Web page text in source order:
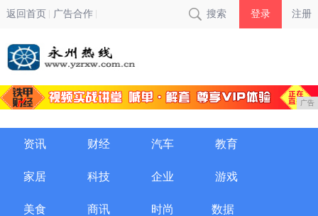
返回首页 广告合作 搜索 登录 注册
广告
资讯 财经 汽车 教育
家居 科技 企业 游戏
美食 商讯 时尚 数据